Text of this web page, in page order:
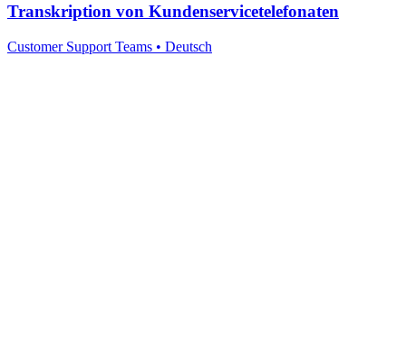
Transkription von Kundenservicetelefonaten
Customer Support Teams • Deutsch